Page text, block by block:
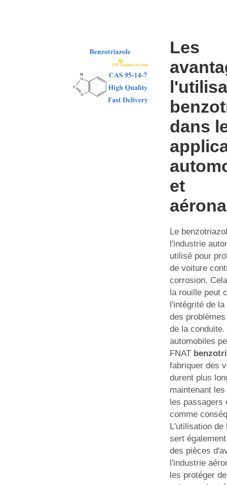
Les
dans
et
Le
l'industrie
utilisé pour
de voiture
corrosion.
la rouille peut
l'intégrité de
des
de la
automobiles
FNAT
fabriquer des
durent plus
maintenant
les passagers
comme
L'utilisation
sert
des pièces
l'industrie
les protéger